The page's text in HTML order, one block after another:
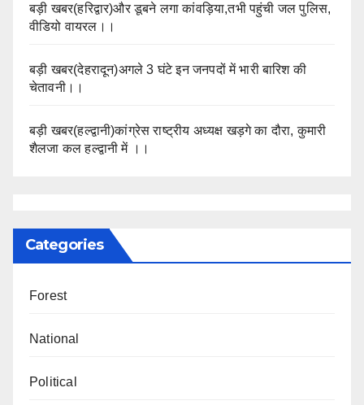
बड़ी खबर(हरिद्वार)और डूबने लगा कांवड़िया,तभी पहुंची जल पुलिस,
वीडियो वायरल।।
बड़ी खबर(देहरादून)अगले 3 घंटे इन जनपदों में भारी बारिश की
चेतावनी।।
बड़ी खबर(हल्द्वानी)कांग्रेस राष्ट्रीय अध्यक्ष खड़गे का दौरा, कुमारी
शैलजा कल हल्द्वानी में ।।
Categories
Forest
National
Political